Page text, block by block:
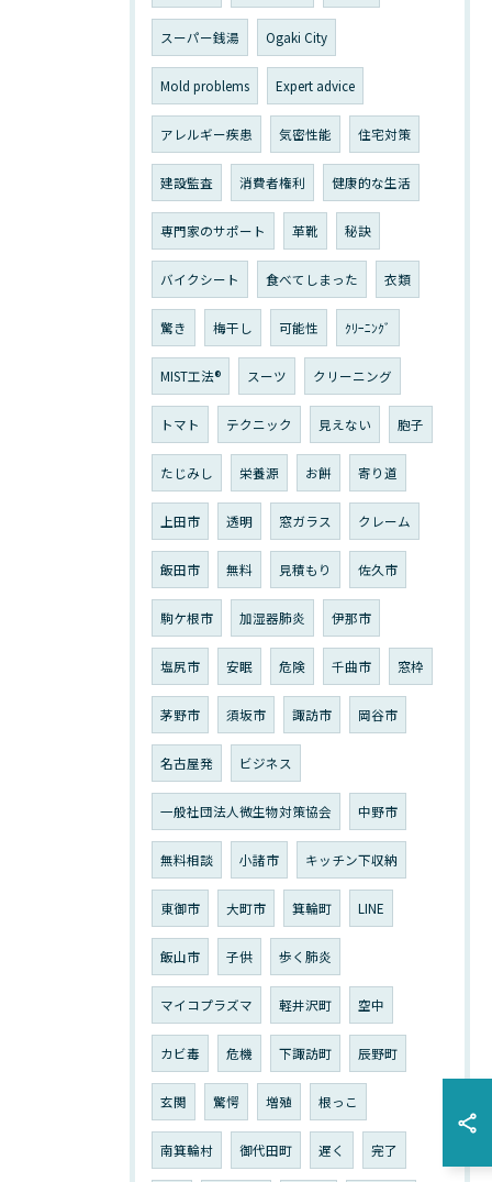
スーパー銭湯 Ogaki City
Mold problems Expert advice
アレルギー疾患 気密性能 住宅対策
建設監査 消費者権利 健康的な生活
専門家のサポート 革靴 秘訣
バイクシート 食べてしまった 衣類
驚き 梅干し 可能性 ｸﾘｰﾆﾝｸﾞ
MIST工法® スーツ クリーニング
トマト テクニック 見えない 胞子
たじみし 栄養源 お餅 寄り道
上田市 透明 窓ガラス クレーム
飯田市 無料 見積もり 佐久市
駒ケ根市 加湿器肺炎 伊那市
塩尻市 安眠 危険 千曲市 窓枠
茅野市 須坂市 諏訪市 岡谷市
名古屋発 ビジネス
一般社団法人微生物対策協会 中野市
無料相談 小諸市 キッチン下収納
東御市 大町市 箕輪町 LINE
飯山市 子供 歩く肺炎
マイコプラズマ 軽井沢町 空中
カビ毒 危機 下諏訪町 辰野町
玄関 驚愕 増殖 根っこ
南箕輪村 御代田町 遅く 完了